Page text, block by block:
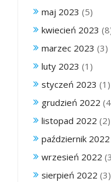
maj 2023 (5)
kwiecień 2023
marzec 2023 (3)
luty 2023 (1)
styczeń 2023 (1)
grudzień 2022
listopad 2022 (2)
październik 2022
wrzesień 2022
sierpień 2022 (3)